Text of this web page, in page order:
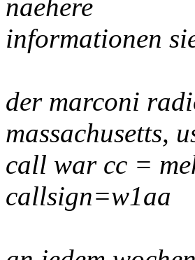
naehere
informationen
der marconi
massachusetts,
call war cc =
callsign=w1aa